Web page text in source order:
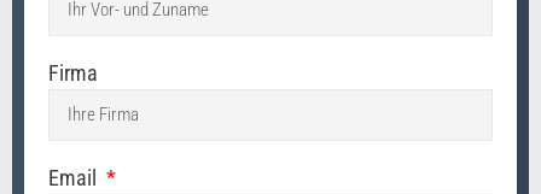
Firma
Email